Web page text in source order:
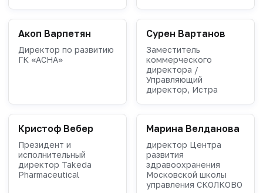
Акоп Варпетян
Директор по развитию
ГК «АСНА»
Сурен Вартанов
Заместитель
коммерческого
директора /
Управляющий
директор, Истра
Кристоф Вебер
Президент и
исполнительный
директор Takeda
Pharmaceutical
Марина Велданова
директор Центра
развития
здравоохранения
Московской школы
управления СКОЛКОВО